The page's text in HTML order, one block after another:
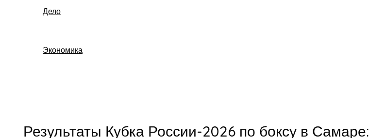
Дело
Экономика
Результаты Кубка России-2026 по боксу в Самаре: